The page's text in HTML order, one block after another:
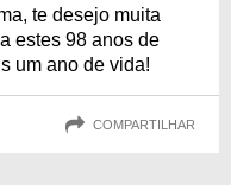
te desejo muita
estes 98 anos de
um ano de vida!
COMPARTILHAR